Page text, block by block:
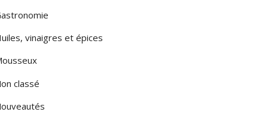
vinaigres et épices
classé